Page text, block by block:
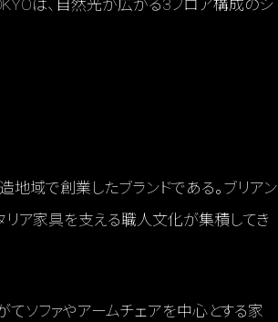
は、自然光が広がる3フロア構成のシ
地域で創業したブランドである。ブリアン
リア家具を支える職人文化が集積してき
ソファやアームチェアを中心とする家